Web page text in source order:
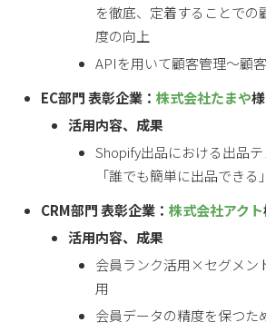
を徹底、定着することでの
度の向上
APIを用いて顧客管理〜顧
EC部門 表彰企業： 株式会社たまや様
活用内容、成果
Shopify出品における出品
「誰でも簡単に出品できる
CRM部門 表彰企業： 株式会社アクト
活用内容、成果
会員ランク活用×セグメン
用
会員データの精度を保つた